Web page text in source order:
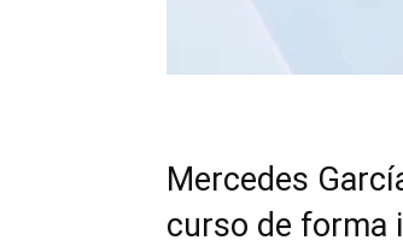
Mercedes
curso de forma